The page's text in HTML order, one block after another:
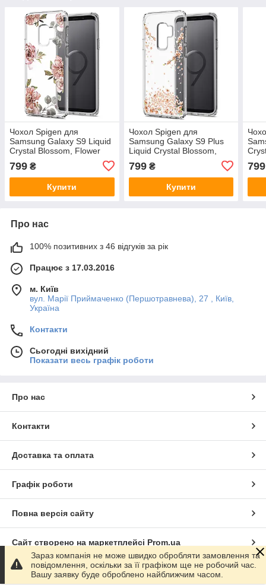
Чохол Spigen для
Samsung Galaxy S9 Liquid
Crystal Blossom, Flower
799 ₴
Купити
Чохол Spigen для
Samsung Galaxy S9 Plus
Liquid Crystal Blossom,
(593CS22914)
799₴
Купити
799
Про нас
100% позитивних з 46 відгуків за рік
Працює з 17.03.2016
м. Київ
вул. Марії Приймаченко (Першотравнева), 27 , Київ,
Україна
Контакти
Сьогодні вихідний
Показати весь графік роботи
Про нас
Контакти
Доставка та оплата
Графік роботи
Повна версія сайту
Сайт створено на маркетплейсі Prom.ua
Політика конфіденційності
Зараз компанія не може швидко обробляти замовлення та
повідомлення, оскільки за її графіком ще не робочий час.
Вашу заявку буде оброблено найближчим часом.